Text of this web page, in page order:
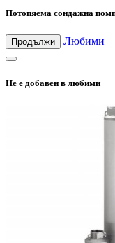
Потопяема сондажна
Продължи Любими
Не е добавен в любими